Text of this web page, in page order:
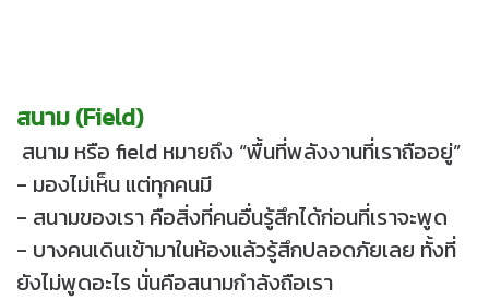
สนาม (Field)
สนาม หรือ field หมายถึง “พื้นที่พลังงานที่เราถืออยู่”
- มองไม่เห็น แต่ทุกคนมี
- สนามของเรา คือสิ่งที่คนอื่นรู้สึกได้ก่อนที่เราจะพูด
- บางคนเดินเข้ามาในห้องแล้วรู้สึกปลอดภัยเลย ทั้งที่
ยังไม่พูดอะไร นั่นคือสนามกำลังถือเรา